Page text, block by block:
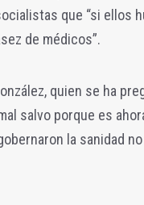
que “si ellos
de médicos”.
quien se ha
salvo porque es
la sanidad